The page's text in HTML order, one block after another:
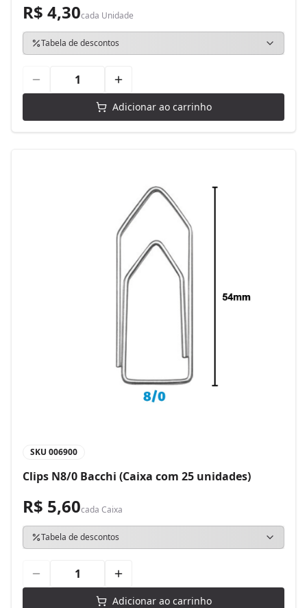
R$ 4,30cada Unidade
Tabela de descontos
Adicionar ao carrinho
SKU 006900
Clips N8/0 Bacchi (Caixa com 25 unidades)
R$ 5,60cada Caixa
Tabela de descontos
Adicionar ao carrinho